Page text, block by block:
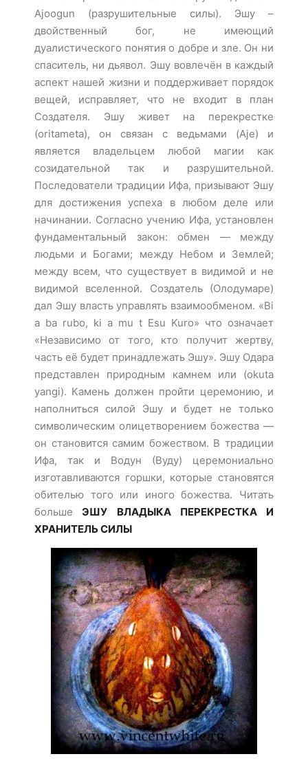
Ajoogun (разрушительные силы). Эшу –
двойственный бог, не имеющий
дуалистического понятия о добре и зле. Он ни
спаситель, ни дьявол. Эшу вовлечён в каждый
аспект нашей жизни и поддерживает порядок
вещей, исправляет, что не входит в план
Создателя. Эшу живет на перекрестке
(oritameta), он связан с ведьмами (Aje) и
является владельцем любой магии как
созидательной так и разрушительной.
Последователи традиции Ифа, призывают Эшу
для достижения успеха в любом деле или
начинании. Согласно учению Ифа, установлен
фундаментальный закон: обмен — между
людьми и Богами; между Небом и Землей;
между всем, что существует в видимой и не
видимой вселенной. Создатель (Олодумаре)
дал Эшу власть управлять взаимообменом. «Bi
a ba rubo, ki a mu t Esu Kuro» что означает
«Независимо от того, кто получит жертву,
часть её будет принадлежать Эшу». Эшу Одара
представлен природным камнем или (okuta
yangi). Камень должен пройти церемонию, и
наполниться силой Эшу и будет не только
символическим олицетворением божества —
он становится самим божеством. В традиции
Ифа, так и Водун (Вуду) церемониально
изготавливаются горшки, которые становятся
обителью того или иного божества. Читать
больше
ЭШУ ВЛАДЫКА ПЕРЕКРЕСТКА И
ХРАНИТЕЛЬ СИЛЫ